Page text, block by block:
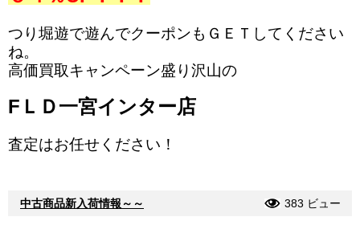
つり堀遊で遊んでクーポンもＧＥＴしてください
ね。
高価買取キャンペーン盛り沢山の
FＬＤ一宮インター店
査定はお任せください！
中古商品新入荷情報～～ 383 ビュー